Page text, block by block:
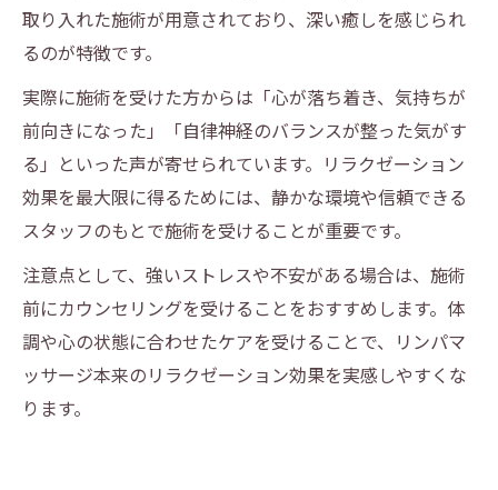
取り入れた施術が用意されており、深い癒しを感じられ
るのが特徴です。
実際に施術を受けた方からは「心が落ち着き、気持ちが
前向きになった」「自律神経のバランスが整った気がす
る」といった声が寄せられています。リラクゼーション
効果を最大限に得るためには、静かな環境や信頼できる
スタッフのもとで施術を受けることが重要です。
注意点として、強いストレスや不安がある場合は、施術
前にカウンセリングを受けることをおすすめします。体
調や心の状態に合わせたケアを受けることで、リンパマ
ッサージ本来のリラクゼーション効果を実感しやすくな
ります。